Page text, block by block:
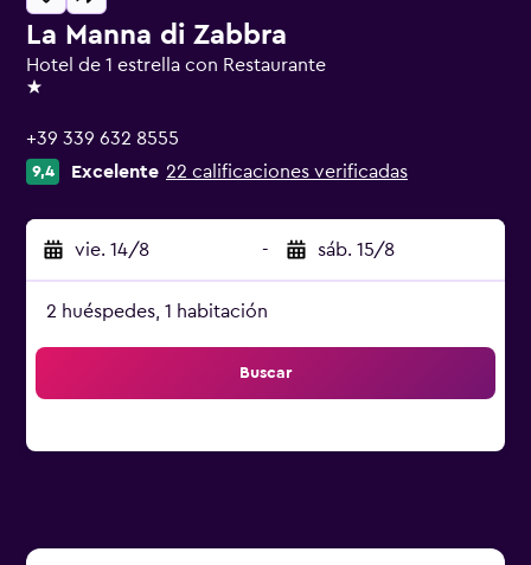
La Manna di Zabbra
Hotel de 1 estrella con Restaurante
1 estrella
+39 339 632 8555
9,4 Excelente 22 calificaciones verificadas
vie. 14/8 - sáb. 15/8
2 huéspedes, 1 habitación
Buscar